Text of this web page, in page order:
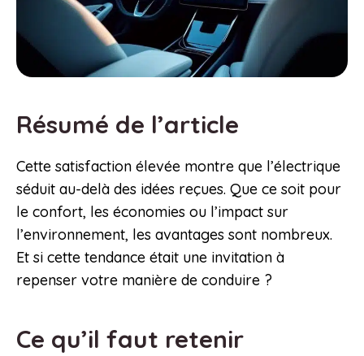
Résumé de l’article
Cette satisfaction élevée montre que l’électrique
séduit au-delà des idées reçues. Que ce soit pour
le confort, les économies ou l’impact sur
l’environnement, les avantages sont nombreux.
Et si cette tendance était une invitation à
repenser votre manière de conduire ?
Ce qu’il faut retenir